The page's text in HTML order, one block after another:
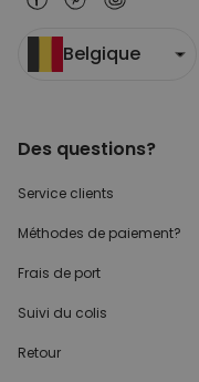
Belgique
Des questions?
Service clients
Méthodes de paiement?
Frais de port
Suivi du colis
Retour